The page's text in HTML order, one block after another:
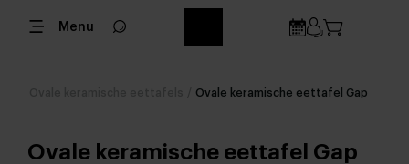
Menu
Ovale keramische eettafel Gap
Ovale keramische eettafel Gap